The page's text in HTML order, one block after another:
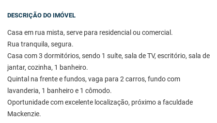
DESCRIÇÃO DO IMÓVEL
Casa em rua mista, serve para residencial ou comercial.
Rua tranquila, segura.
Casa com 3 dormitórios, sendo 1 suíte, sala de TV, escritório, sala de
jantar, cozinha, 1 banheiro.
Quintal na frente e fundos, vaga para 2 carros, fundo com
lavanderia, 1 banheiro e 1 cômodo.
Oportunidade com excelente localização, próximo a faculdade
Mackenzie.